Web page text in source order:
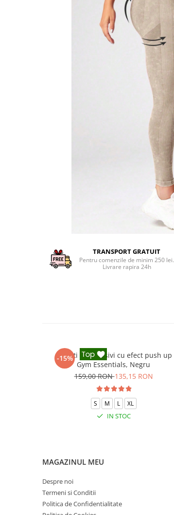
TRANSPORT GRATUIT
Pentru comenzile de minim 250 lei.
Livrare rapira 24h
-15%
Colanti compresivi cu efect push up
Gym Essentials, Negru
159,00 RON135,15 RON
S M L XL
IN STOC
MAGAZINUL MEU
Despre noi
Termeni si Conditii
Politica de Confidentialitate